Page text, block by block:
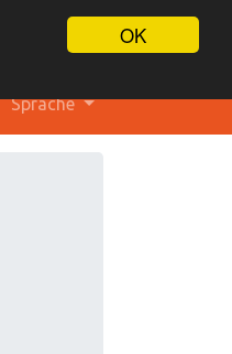
OK
Sprache